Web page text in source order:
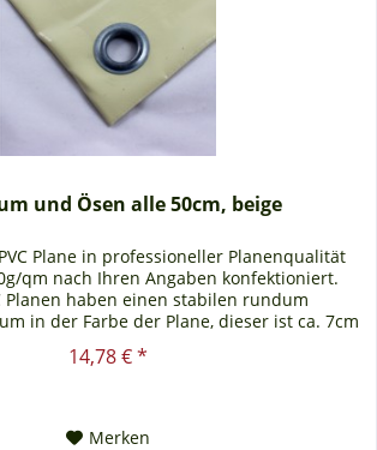
und Ösen alle 50cm, beige
Plane in professioneller Planenqualität
qm nach Ihren Angaben konfektioniert.
Planen haben einen stabilen rundum
in der Farbe der Plane, dieser ist ca. 7cm
breit. Jede PVC...
14,78 € *
Merken